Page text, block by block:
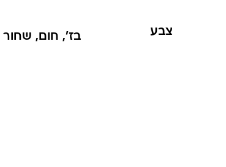
צבע בז', חום, שחור